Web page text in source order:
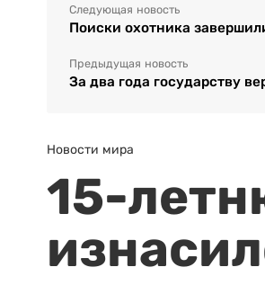
Следующая новость
Поиски охотника
Предыдущая новость
За два года государству
Новости мира
15-